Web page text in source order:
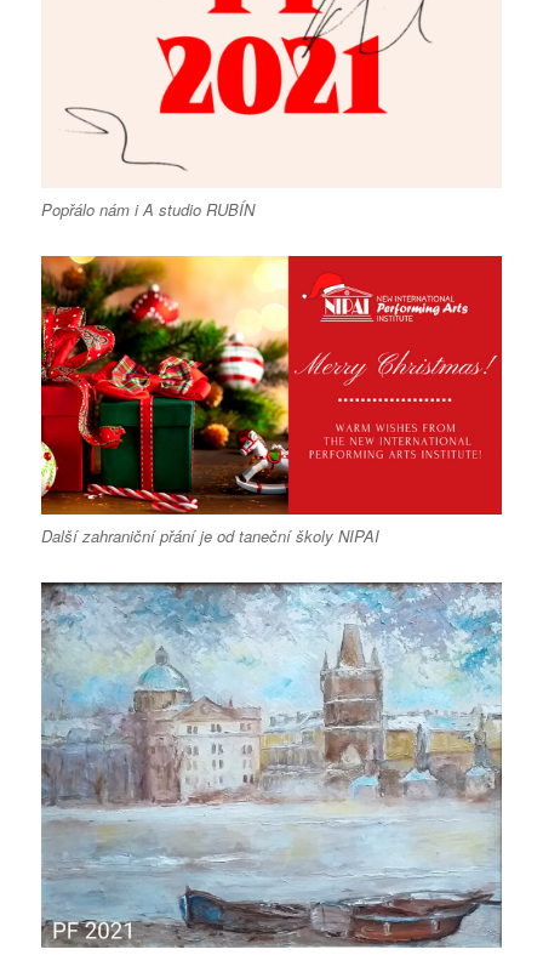
Popřálo nám i A studio RUBÍN
Další zahraniční přání je od taneční školy NIPAI